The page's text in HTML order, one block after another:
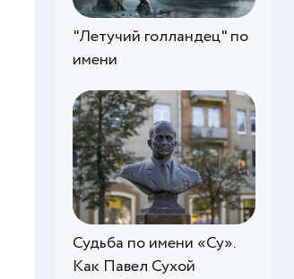
"Летучий голландец" по
имени
Судьба по имени «Су».
Как Павел Сухой